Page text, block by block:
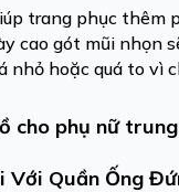
trang phục thêm
cao gót mũi nhọn
nhỏ hoặc quá to vì
cho phụ nữ
Với Quần Ống